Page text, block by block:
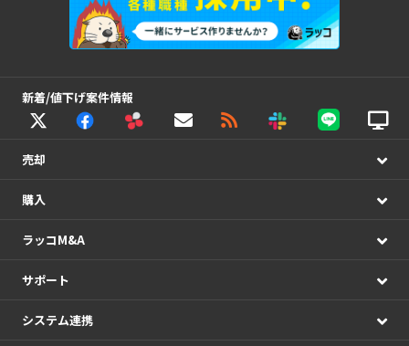
新着/値下げ案件情報
売却
購入
ラッコM&A
サポート
システム連携